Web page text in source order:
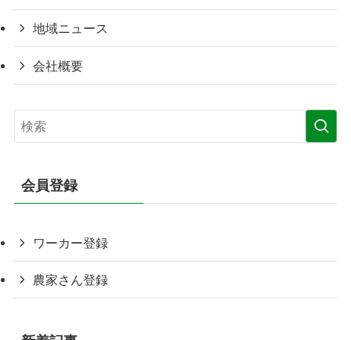
地域ニュース
会社概要
会員登録
ワーカー登録
農家さん登録